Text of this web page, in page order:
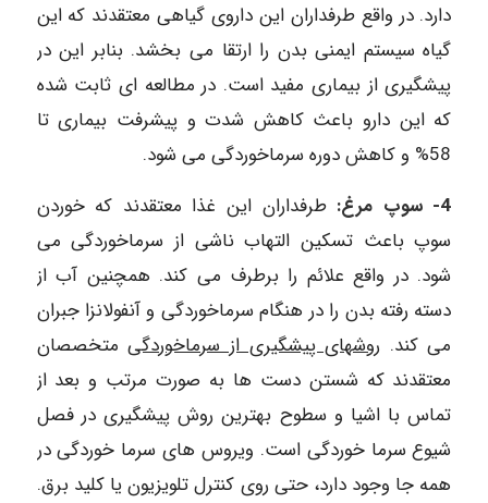
دارد. در واقع طرفداران این داروى گیاهى معتقدند که این
گیاه سیستم ایمنى بدن را ارتقا مى بخشد. بنابر این در
پیشگیرى از بیمارى مفید است. در مطالعه اى ثابت شده
که این دارو باعث کاهش شدت و پیشرفت بیمارى تا
58% و کاهش دوره سرماخوردگى مى شود.‌ ‌
4-‌ ‌سوپ مرغ:
طرفداران این غذا معتقدند که خوردن
سوپ باعث تسکین التهاب ناشى از سرماخوردگى مى
شود. در واقع علائم را برطرف مى کند. همچنین آب از
دسته رفته بدن را در هنگام سرماخوردگى و آنفولانزا جبران
مى کند.‌ ‌ روشهاى پیشگیرى از سرماخوردگیمتخصصان
معتقدند که شستن دست ها به صورت مرتب و بعد از
تماس با اشیا و سطوح بهترین روش پیشگیرى در فصل
شیوع سرما خوردگى است. ویروس هاى سرما خوردگى در
همه جا وجود دارد، حتى روى کنترل تلویزیون یا کلید برق.